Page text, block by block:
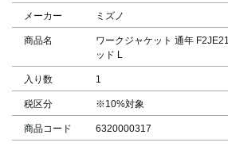
メーカー ミズノ
商品名
ワークジャケット 通年
ッド L
入り数 1
税区分 ※10%対象
商品コード 6320000317